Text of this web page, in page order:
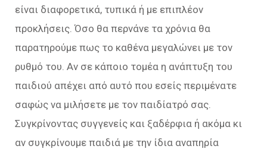
είναι διαφορετικά, τυπικά ή με επιπλέον
προκλήσεις. Όσο θα περνάνε τα χρόνια θα
παρατηρούμε πως το καθένα μεγαλώνει με τον
ρυθμό του. Αν σε κάποιο τομέα η ανάπτυξη του
παιδιού απέχει από αυτό που εσείς περιμένατε
σαφώς να μιλήσετε με τον παιδίατρό σας.
Συγκρίνοντας συγγενείς και ξαδέρφια ή ακόμα κι
αν συγκρίνουμε παιδιά με την ίδια αναπηρία